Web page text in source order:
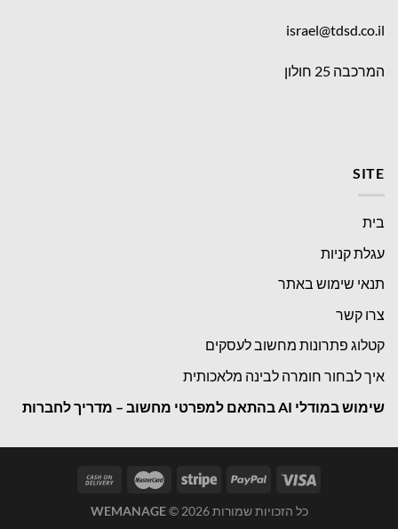
israel@tdsd.co.il
המרכבה 25 חולון
SITE
בית
עגלת קניות
תנאי שימוש באתר
צרו קשר
קטלוג פתרונות מחשוב לעסקים
איך לבחור חומרה לבינה מלאכותית
שימוש במודלי
כל הזכויות שמורות 2026 © WEMANAGE